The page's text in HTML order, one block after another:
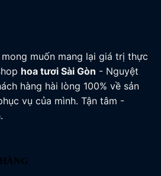
muốn mang lại giá trị thực
hoa tươi Sài Gòn - Nguyệt
hàng hài lòng 100% về sản
vụ của mình. Tận tâm -